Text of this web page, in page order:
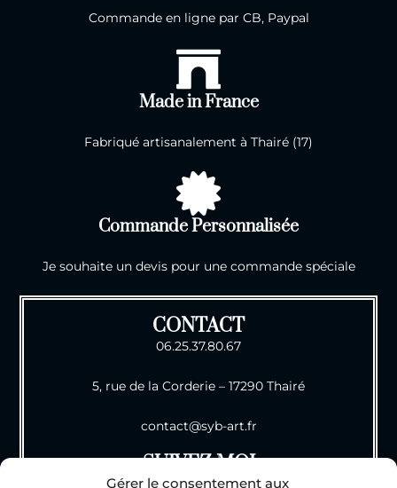
Gérer le consentement aux
Commande en ligne par CB, Paypal
Made in France
Fabriqué artisanalement à Thairé (17)
Commande Personnalisée
Je souhaite un devis pour une commande spéciale
CONTACT
06.25.37.80.67
5, rue de la Corderie – 17290 Thairé
contact@syb-art.fr
SUIVEZ MOI